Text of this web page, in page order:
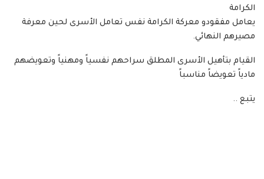
الكرامة
يعامل مفقودو معركة الكرامة نفس تعامل الأسرى لحين معرفة
مصيرهم النهائي.
القيام بتأهيل الأسرى المطلق سراحهم نفسياً ومهنياً وتعويضهم
مادياً تعويضاً مناسباً
يتبع ..